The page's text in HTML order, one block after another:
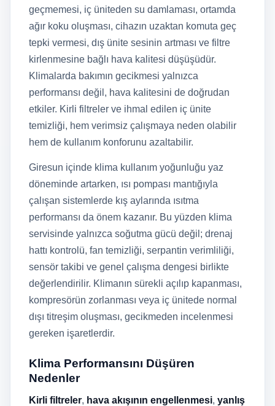
geçmemesi, iç üniteden su damlaması, ortamda
ağır koku oluşması, cihazın uzaktan komuta geç
tepki vermesi, dış ünite sesinin artması ve filtre
kirlenmesine bağlı hava kalitesi düşüşüdür.
Klimalarda bakımın gecikmesi yalnızca
performansı değil, hava kalitesini de doğrudan
etkiler. Kirli filtreler ve ihmal edilen iç ünite
temizliği, hem verimsiz çalışmaya neden olabilir
hem de kullanım konforunu azaltabilir.
Giresun içinde klima kullanım yoğunluğu yaz
döneminde artarken, ısı pompası mantığıyla
çalışan sistemlerde kış aylarında ısıtma
performansı da önem kazanır. Bu yüzden klima
servisinde yalnızca soğutma gücü değil; drenaj
hattı kontrolü, fan temizliği, serpantin verimliliği,
sensör takibi ve genel çalışma dengesi birlikte
değerlendirilir. Klimanın sürekli açılıp kapanması,
kompresörün zorlanması veya iç ünitede normal
dışı titreşim oluşması, gecikmeden incelenmesi
gereken işaretlerdir.
Klima Performansını Düşüren
Nedenler
Kirli filtreler, hava akışının engellenmesi, yanlış